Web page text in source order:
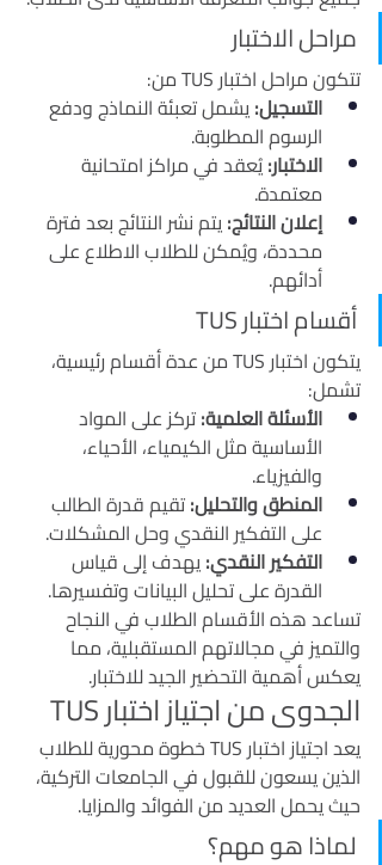
مراحل الاختبار
تتكون مراحل اختبار TUS من:
التسجيل: يشمل تعبئة النماذج ودفع
الرسوم المطلوبة.
الاختبار: يُعقد في مراكز امتحانية
معتمدة.
إعلان النتائج: يتم نشر النتائج بعد فترة
محددة، ويُمكن للطلاب الاطلاع على
أدائهم.
أقسام اختبار TUS
يتكون اختبار TUS من عدة أقسام رئيسية،
تشمل:
الأسئلة العلمية: تركز على المواد
الأساسية مثل الكيمياء، الأحياء،
والفيزياء.
المنطق والتحليل: تقيم قدرة الطالب
على التفكير النقدي وحل المشكلات.
التفكير النقدي: يهدف إلى قياس
القدرة على تحليل البيانات وتفسيرها.
تساعد هذه الأقسام الطلاب في النجاح
والتميز في مجالاتهم المستقبلية، مما
يعكس أهمية التحضير الجيد للاختبار.
الجدوى من اجتياز اختبار TUS
يعد اجتياز اختبار TUS خطوة محورية للطلاب
الذين يسعون للقبول في الجامعات التركية،
حيث يحمل العديد من الفوائد والمزايا.
لماذا هو مهم؟